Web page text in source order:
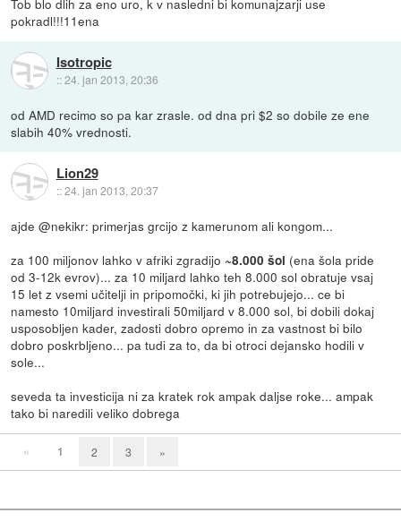
Tob blo dlih za eno uro, k v nasledni bi komunajzarji use
pokradl!!!11ena
Isotropic
::24. jan 2013, 20:36
od AMD recimo so pa kar zrasle. od dna pri $2 so dobile ze ene
slabih 40% vrednosti.
Lion29
::24. jan 2013, 20:37
ajde @nekikr: primerjas grcijo z kamerunom ali kongom...
za 100 miljonov lahko v afriki zgradijo ~8.000 šol (ena šola pride
od 3-12k evrov)... za 10 miljard lahko teh 8.000 sol obratuje vsaj
15 let z vsemi učitelji in pripomočki, ki jih potrebujejo... ce bi
namesto 10miljard investirali 50miljard v 8.000 sol, bi dobili dokaj
usposobljen kader, zadosti dobro opremo in za vastnost bi bilo
dobro poskrbljeno... pa tudi za to, da bi otroci dejansko hodili v
sole...
seveda ta investicija ni za kratek rok ampak daljse roke... ampak
tako bi naredili veliko dobrega
« 1 2 3 »